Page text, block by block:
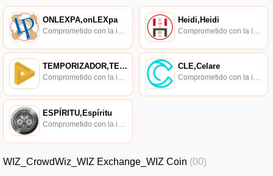
ONLEXPA,onLEXpa Heidi,Heidi
TEMPORIZADOR,TEMPORIZADOR
Comprometido con la investigación de políticas en los campos de las nuevas finanzas, las finanzas internacionales y los mercados financieros.
CLE,Celare
Comprometido con la investigación de políticas en los campos de las nuevas finanzas, las finanzas internacionales y los mercados financieros.
ESPÍRITU,Espíritu
Comprometido con la investigación de políticas en los campos de las nuevas finanzas, las finanzas internacionales y los mercados financieros.
WIZ_CrowdWiz_WIZ Exchange_WIZ Coin (00)